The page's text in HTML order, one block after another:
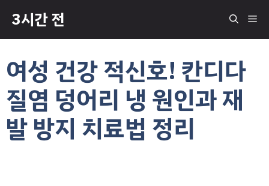
츠
건
뛰
3시간 전 메
여성 건강 적신호! 칸디다
질염 덩어리 냉 원인과 재
발 방지 치료법 정리